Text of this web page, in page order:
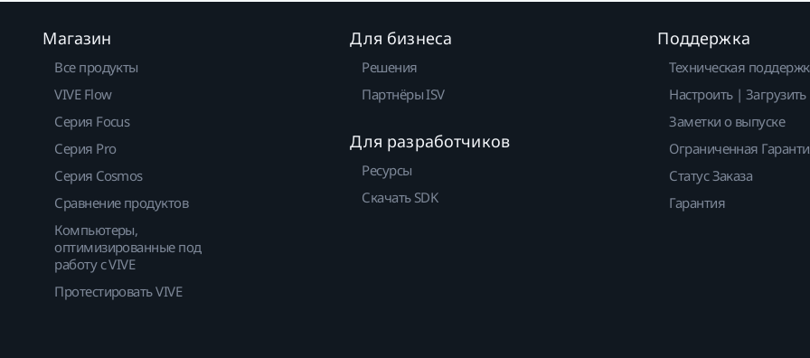
Магазин
Все продукты
VIVE Flow
Серия Focus
Серия Pro
Серия Cosmos
Сравнение продуктов
Компьютеры,
оптимизированные под
работу с VIVE
Протестировать VIVE
Для бизнеса
Решения
Партнёры ISV
Для разработчиков
Ресурсы
Скачать SDK
Поддержка
Техническая
Настроить | Загрузить
Заметки о выпуске
Ограниченная
Статус Заказа
Гарантия